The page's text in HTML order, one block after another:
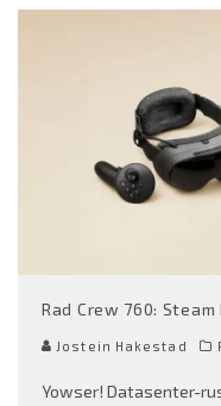
Rad Crew 760:
Jostein Hakestad
Yowser! Datasenter-